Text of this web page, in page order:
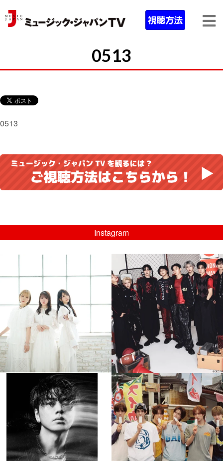
0513
0513
Instagram
...
8月 4
4 0
musicjapantv
💡08/05(水)23:00特番放送！
...
8月 4
4 0
musicjapantv
💡8月特番放送決定！
...
8月 4
305 0
musicjapantv
💡8月特番放送決定！
...
8月 4
5 0